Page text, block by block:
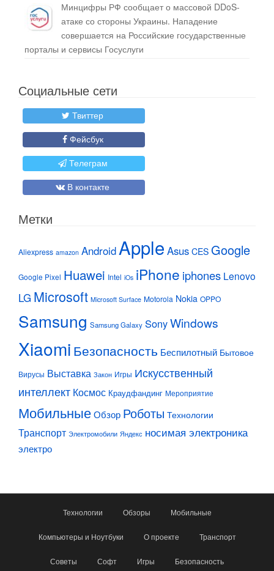
Минцифры РФ сообщает о массовой DDoS-
атаке со стороны Украины. Нападение
совершается на Российские государственные
порталы и сервисы Госуслуги
Социальные сети
Твиттер
Фейсбук
Телеграм
В контакте
Метки
Aliexpress amazon Android Apple Asus CES Google
Google Pixel Huawei Intel iOs iPhone iphones Lenovo
LG Microsoft Microsoft Surface Motorola Nokia OPPO
Samsung Samsung Galaxy SonyWindows
Xiaomi Безопасность Беспилотный Бытовое
Вирусы Выставка Закон Игры Искусственный
интеллект Космос Краудфандинг Мероприятие
МобильныеОбзор Роботы Технологии
Транспорт Электромобили Яндекс носимая электроника
электро
Технологии Обзоры Мобильные
Компьютеры и Ноутбуки О проекте Транспорт
Советы Софт Игры Безопасность